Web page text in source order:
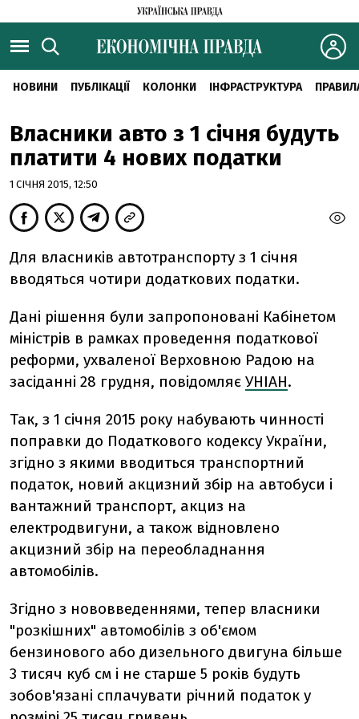
НОВИНИ ПУБЛІКАЦІЇ КОЛОНКИ ІНФРАСТРУКТУРА
Власники авто з 1 січня будуть
платити 4 нових податки
1 СІЧНЯ 2015, 12:50
Для власників автотранспорту з 1 січня
вводяться чотири додаткових податки.
Дані рішення були запропоновані Кабінетом
міністрів в рамках проведення податкової
реформи, ухваленої Верховною Радою на
засіданні 28 грудня, повідомляє УНІАН.
Так, з 1 січня 2015 року набувають чинності
поправки до Податкового кодексу України,
згідно з якими вводиться транспортний
податок, новий акцизний збір на автобуси і
вантажний транспорт, акциз на
електродвигуни, а також відновлено
акцизний збір на переобладнання
автомобілів.
Згідно з нововведеннями, тепер власники
"розкішних" автомобілів з об'ємом
бензинового або дизельного двигуна більше
3 тисяч куб см і не старше 5 років будуть
зобов'язані сплачувати річний податок у